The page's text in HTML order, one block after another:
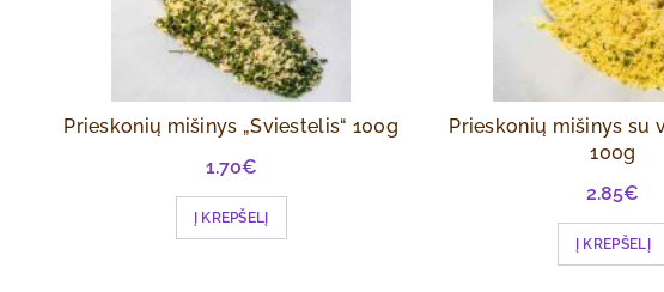
Prieskonių mišinys „Sviestelis“ 100g
1.70€
Į KREPŠELĮ
Prieskonių mišinys su
100g
2.85€
Į KREPŠELĮ